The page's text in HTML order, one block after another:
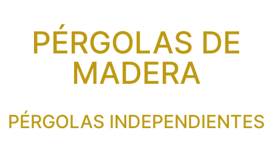
PÉRGOLAS DE
MADERA
PÉRGOLAS INDEPENDIENTES